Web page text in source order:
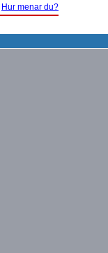
Hur menar du?